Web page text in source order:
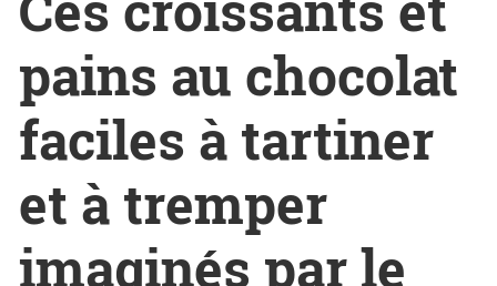
pains au chocolat
faciles à tartiner
et à tremper
imaginés par le